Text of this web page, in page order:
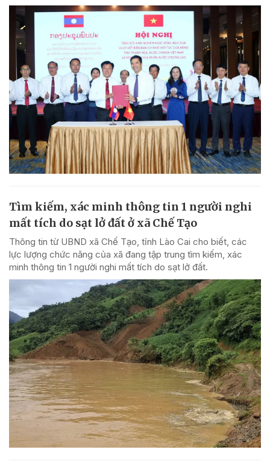
Tìm kiếm, xác minh thông tin 1 người nghi
mất tích do sạt lở đất ở xã Chế Tạo
Thông tin từ UBND xã Chế Tạo, tỉnh Lào Cai cho biết, các
lực lượng chức năng của xã đang tập trung tìm kiếm, xác
minh thông tin 1 người nghi mất tích do sạt lở đất.